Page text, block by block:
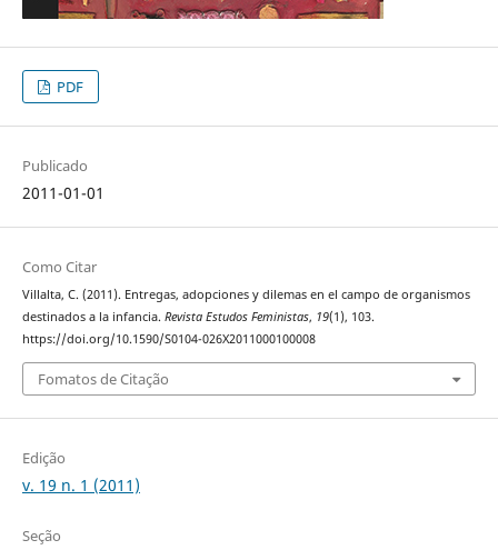
PDF
Publicado
2011-01-01
Como Citar
Villalta, C. (2011). Entregas, adopciones y dilemas en el campo de organismos
destinados a la infancia. Revista Estudos Feministas, 19(1), 103.
https://doi.org/10.1590/S0104-026X2011000100008
Fomatos de Citação
Edição
v. 19 n. 1 (2011)
Seção